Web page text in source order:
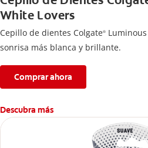
White Lovers
Cepillo de dientes Colgate®
sonrisa más blanca y brillante.
Comprar ahora
Descubra más